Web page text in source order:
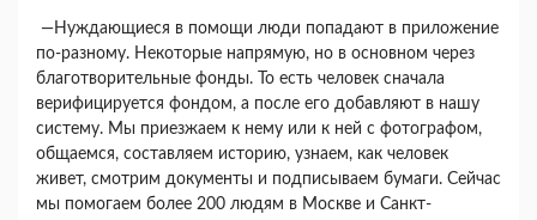
—Нуждающиеся в помощи люди попадают в приложение
по-разному. Некоторые напрямую, но в основном через
благотворительные фонды. То есть человек сначала
верифицируется фондом, а после его добавляют в нашу
систему. Мы приезжаем к нему или к ней с фотографом,
общаемся, составляем историю, узнаем, как человек
живет, смотрим документы и подписываем бумаги. Сейчас
мы помогаем более 200 людям в Москве и Санкт-